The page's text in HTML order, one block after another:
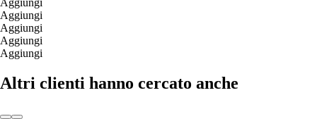
Aggiungi
Aggiungi
Aggiungi
Aggiungi
Aggiungi
Altri clienti hanno cercato anche